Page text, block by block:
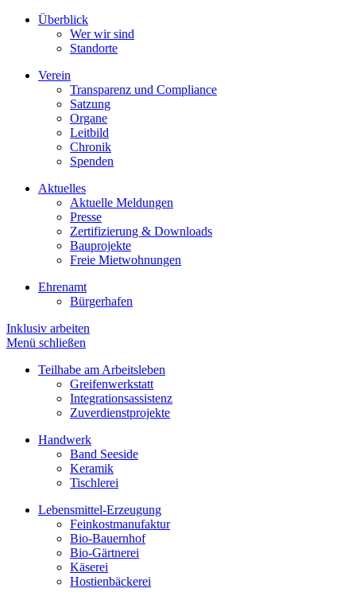
Überblick
Wer wir sind
Standorte
Verein
Transparenz und Compliance
Satzung
Organe
Leitbild
Chronik
Spenden
Aktuelles
Aktuelle Meldungen
Presse
Zertifizierung & Downloads
Bauprojekte
Freie Mietwohnungen
Ehrenamt
Bürgerhafen
Inklusiv arbeiten
Menü schließen
Teilhabe am Arbeitsleben
Greifenwerkstatt
Integrationsassistenz
Zuverdienstprojekte
Handwerk
Band Seeside
Keramik
Tischlerei
Lebensmittel-Erzeugung
Feinkostmanufaktur
Bio-Bauernhof
Bio-Gärtnerei
Käserei
Hostienbäckerei